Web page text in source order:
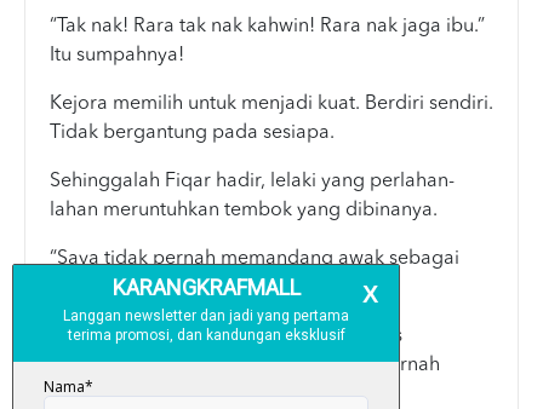
“Tak nak! Rara tak nak kahwin! Rara nak jaga ibu.”
Itu sumpahnya!
Kejora memilih untuk menjadi kuat. Berdiri sendiri.
Tidak bergantung pada sesiapa.
Sehinggalah Fiqar hadir, lelaki yang perlahan-
lahan meruntuhkan tembok yang dibinanya.
“Saya tidak pernah memandang awak sebagai
perempuan yang lemah.”
Namun untuk menerima Fiqar, dia harus
berdepan bayang hitam yang belum pernah
benar-benar pergi.